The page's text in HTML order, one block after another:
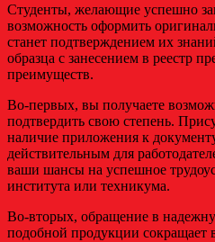
Студенты, желающие успешно
возможность оформить
станет подтверждением их
образца с занесением в реестр
преимуществ.
Во-первых, вы получаете
подтвердить свою степень.
наличие приложения к
действительным для
ваши шансы на успешное
института или техникума.
Во-вторых, обращение в
подобной продукции сокращает